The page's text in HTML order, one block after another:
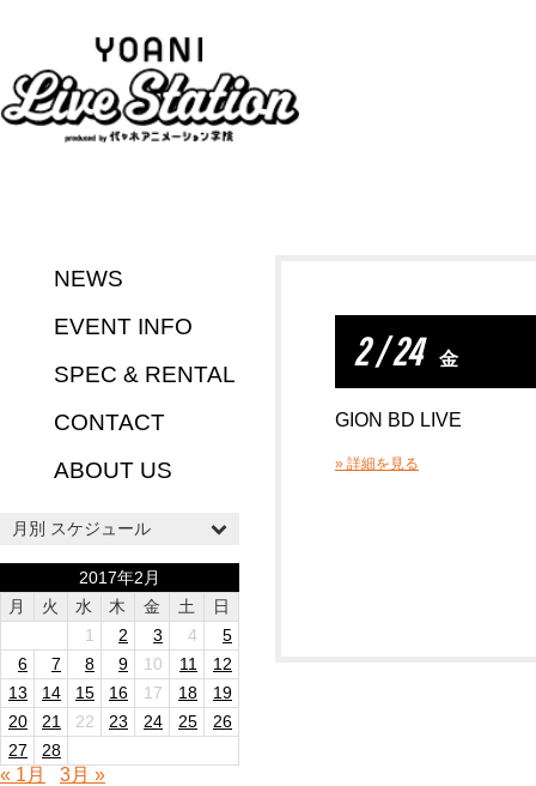
NEWS
EVENT INFO
SPEC & RENTAL
CONTACT
ABOUT US
月別 スケジュール
2017年2月
月
火 水 木 金 土
日
1
2 3 4
5
6
7 8 9 10 11
12
13
14 15 16 17 18
19
20
21 22 23 24 25
26
27
28
« 1月 3月 »
2 / 24 金
GION BD LIVE
» 詳細を見る